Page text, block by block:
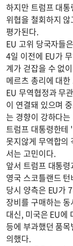
하지만 트럼프 대
위협을 철회하지
평가된다.
EU 고위 당국자들
4일 이전에 EU가
계가 걷잡을 수 없
메르츠 총리에 대
EU 무역협정과 무
이 연결돼 있으며
는 경향이 강하다
트럼프 대통령한테
못지않게 무역합의
서는 고민이다.
앞서 트럼프 대통
영국 스코틀랜드
당시 양측은 EU가
장비를 구매하는
대신, 미국은 EU에
등에 부과했던 품
의했다.